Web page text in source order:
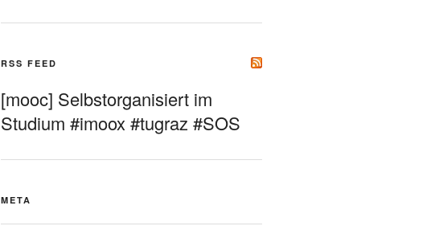
RSS FEED
[mooc] Selbstorganisiert im
Studium #imoox #tugraz #SOS
META